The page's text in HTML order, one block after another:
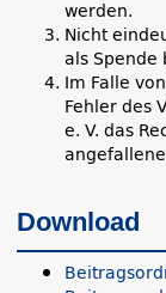
werden.
Nicht
als
Im Falle
Fehler des
e. V. das
Download